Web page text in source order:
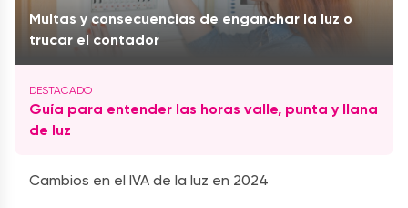
Multas y consecuencias de enganchar la luz o
trucar el contador
Guía para entender las horas valle, punta y llana
de luz
Cambios en el IVA de la luz en 2024